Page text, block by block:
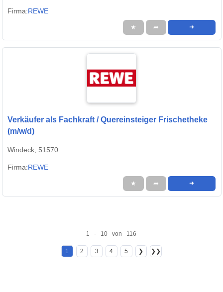
Firma:REWE
★ ➦ ➜
Verkäufer als Fachkraft / Quereinsteiger Frischetheke
(m/w/d)
Windeck, 51570
Firma:REWE
★ ➦ ➜
1 - 10 von 116
1 2 3 4 5 ❯ ❯❯